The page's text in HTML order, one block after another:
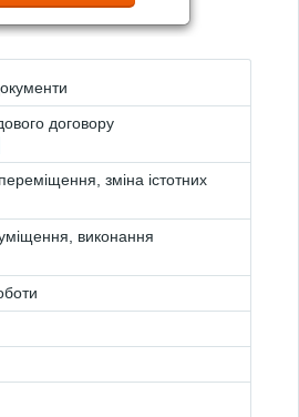
договору
зміна істотних
виконання